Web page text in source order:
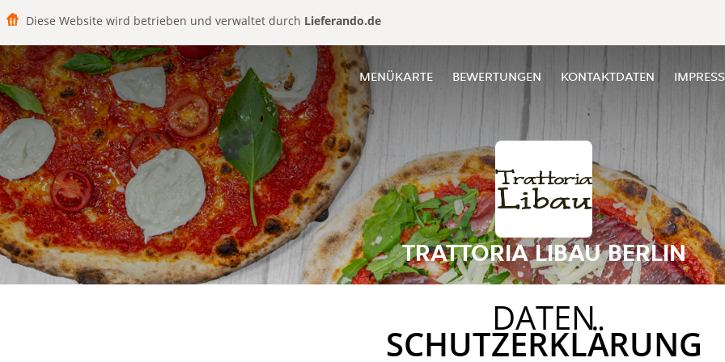
Diese Website wird betrieben und verwaltet durch Lieferando.de
MENÜKARTE BEWERTUNGEN KONTAKTDATEN
TRATTORIA LIBAU BERLIN
DATEN
SCHUTZERKLÄRUNG